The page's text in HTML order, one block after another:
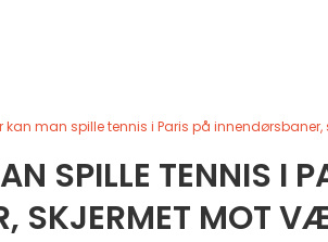
kan man spille tennis i Paris på
SPILLE TENNIS I
SKJERMET MOT